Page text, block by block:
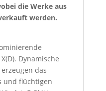
die Werke aus
werden.
Dynamische
das
und flüchtigen